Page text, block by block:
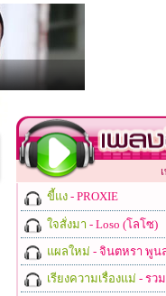
ขี้แง- PROXIE
ใจสั่งมา - Loso (โลโซ)
แผลใหม่ - จินตหรา พูน
เรียงความเรื่องแม่ - รว